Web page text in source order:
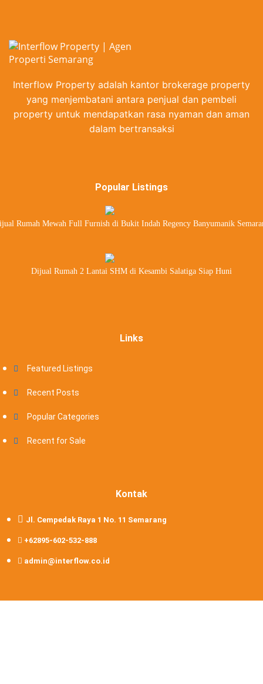
Interflow Property adalah kantor brokerage property
yang menjembatani antara penjual dan pembeli
property untuk mendapatkan rasa nyaman dan aman
dalam bertransaksi
Popular Listings
Rumah Mewah Full Furnish di Bukit Indah Regency Banyumanik
Dijual Rumah 2 Lantai SHM di Kesambi Salatiga Siap Huni
Links
Featured Listings
Recent Posts
Popular Categories
Recent for Sale
Kontak
Jl. Cempedak Raya 1 No. 11 Semarang
+62895-602-532-888
admin@interflow.co.id